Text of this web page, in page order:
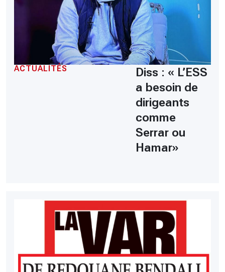
ACTUALITÉS
Diss : « L’ESS
a besoin de
dirigeants
comme
Serrar ou
Hamar»